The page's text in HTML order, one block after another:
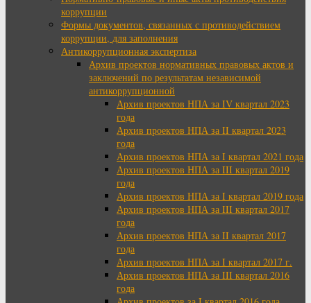
коррупции
Формы документов, связанных с противодействием
коррупции, для заполнения
Антикоррупционная экспертиза
Архив проектов нормативных правовых актов и
заключений по результатам независимой
антикоррупционной
Архив проектов НПА за IV квартал 2023
года
Архив проектов НПА за II квартал 2023
года
Архив проектов НПА за I квартал 2021 года
Архив проектов НПА за III квартал 2019
года
Архив проектов НПА за I квартал 2019 года
Архив проектов НПА за III квартал 2017
года
Архив проектов НПА за II квартал 2017
года
Архив проектов НПА за I квартал 2017 г.
Архив проектов НПА за III квартал 2016
года